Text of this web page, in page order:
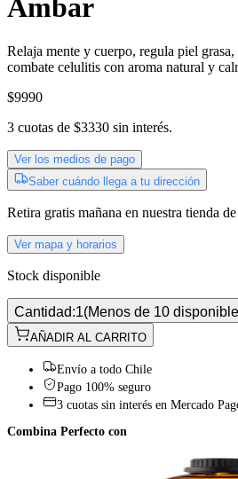
Ámbar
Relaja mente y cuerpo, regula piel
combate celulitis con aroma natural y
$9990
3 cuotas de $3330 sin interés.
Ver los medios de pago
Saber cuándo llega a tu dirección
Retira gratis mañana en nuestra tienda de
Ver mapa y horarios
Stock disponible
Cantidad:1(Menos de 10
AÑADIR AL CARRITO
Envío a todo Chile
Pago 100% seguro
3 cuotas sin interés en Mercado
Combina Perfecto con